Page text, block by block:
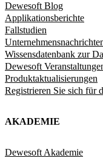
Dewesoft Blog
Applikationsberichte
Fallstudien
Wissensdatenbank zur
Dewesoft
Produktaktualisierungen
Registrieren Sie sich für
AKADEMIE
Dewesoft Akademie